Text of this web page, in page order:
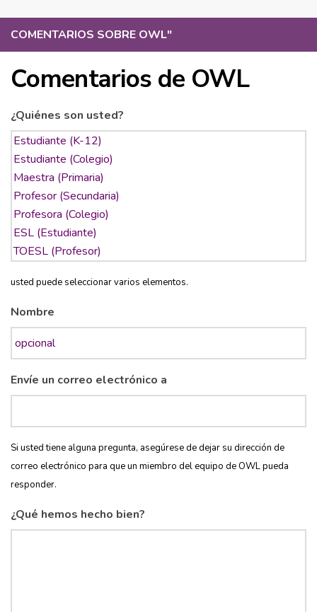
COMENTARIOS SOBRE OWL"
Comentarios de OWL
¿Quiénes son usted?
usted puede seleccionar varios elementos.
Nombre
Envíe un correo electrónico a
Si usted tiene alguna pregunta, asegúrese de dejar su dirección de
correo electrónico para que un miembro del equipo de OWL pueda
responder.
¿Qué hemos hecho bien?